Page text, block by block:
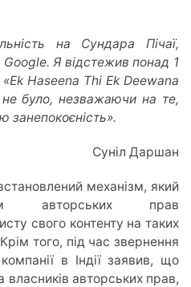
на Сундара Пічаї,
Google. Я відстежив понад 1
Haseena Thi Ek Deewana
було, незважаючи на те,
занепокоєність».
Суніл Даршан
механізм, який
авторських прав
свого контенту на таких
того, під час звернення
в Індії заявив, що
власників авторських прав,